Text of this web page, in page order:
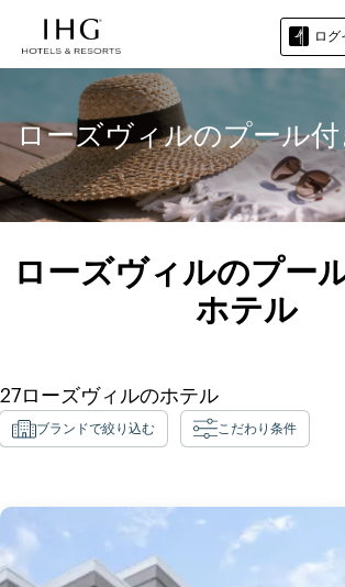
ロ
ローズヴィルのプール
ローズヴィルのプー
ホテル
27ローズヴィルのホテル
ブランドで絞り込む こだわり条件